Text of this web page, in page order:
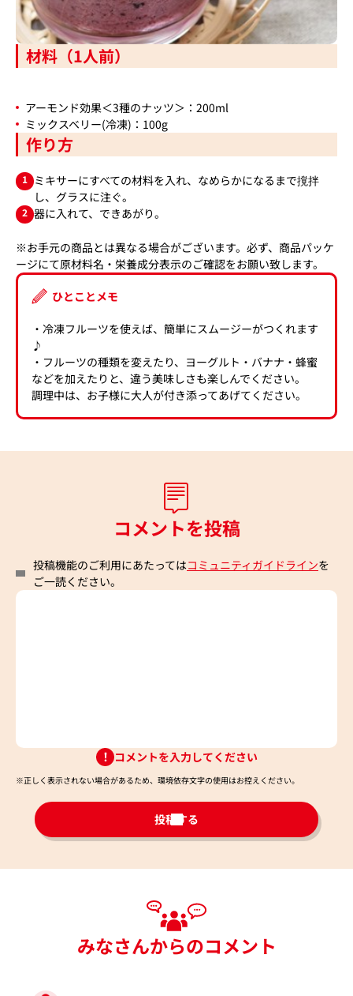
材料（1人前）
アーモンド効果＜3種のナッツ＞：200ml
ミックスベリー(冷凍)：100g
作り方
1 ミキサーにすべての材料を入れ、なめらかになるまで撹拌
し、グラスに注ぐ。
2 器に入れて、できあがり。
※お手元の商品とは異なる場合がございます。必ず、商品パッケ
ージにて原材料名・栄養成分表示のご確認をお願い致します。
ひとことメモ
・冷凍フルーツを使えば、簡単にスムージーがつくれます
♪
・フルーツの種類を変えたり、ヨーグルト・バナナ・蜂蜜
などを加えたりと、違う美味しさも楽しんでください。
調理中は、お子様に大人が付き添ってあげてください。
コメントを投稿
投稿機能のご利用にあたってはコミュニティガイドラインを
ご一読ください。
コメントを入力してください
※正しく表示されない場合があるため、環境依存文字の使用はお控えください。​
投稿する
みなさんからのコメント